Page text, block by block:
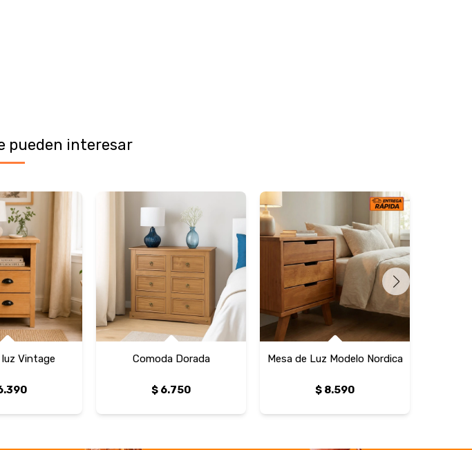
pueden interesar
luz Vintage Comoda Dorada
$ 6.750
Mesa de Luz Modelo Nordica
$ 8.590